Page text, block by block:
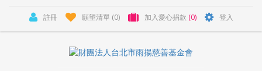
註冊 願望清單 (0) 加入愛心捐款 (0) 登入